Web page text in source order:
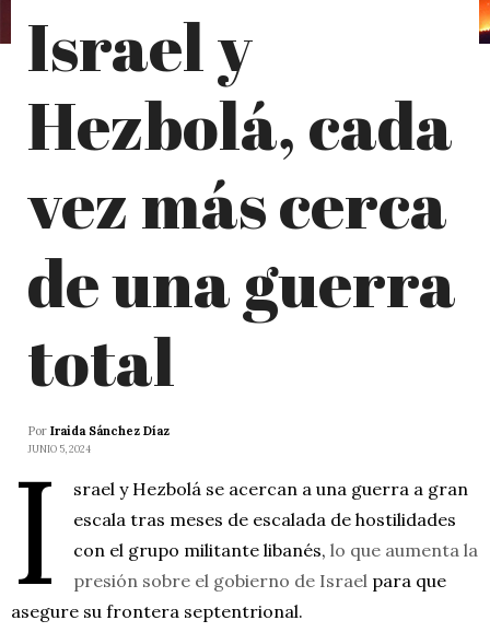
Israel y
Hezbolá, cada
vez más cerca
de una guerra
total
Por Iraida Sánchez Díaz
JUNIO 5, 2024
I
srael y Hezbolá se acercan a una guerra a gran
escala tras meses de escalada de hostilidades
con el grupo militante libanés,lo que aumenta la
presión sobre el gobierno de Israel para que
asegure su frontera septentrional.